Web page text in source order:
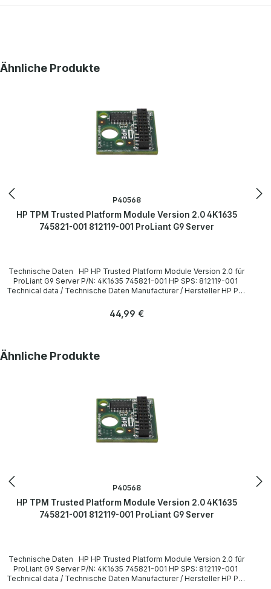
Produktgalerie überspringen
Ähnliche Produkte
P40568
HP TPM Trusted Platform Module Version 2.0 4K1635
745821-001 812119-001 ProLiant G9 Server
Technische Daten HP HP Trusted Platform Module Version 2.0 für
ProLiant G9 Server P/N: 4K1635 745821-001 HP SPS: 812119-001
Technical data / Technische Daten Manufacturer / Hersteller HP P/N
Trusted Platform Module Version 2.0 für ProLiant G9 Server More
Regulärer Preis:
44,99 €
Produktgalerie überspringen
Ähnliche Produkte
P40568
HP TPM Trusted Platform Module Version 2.0 4K1635
745821-001 812119-001 ProLiant G9 Server
Technische Daten HP HP Trusted Platform Module Version 2.0 für
ProLiant G9 Server P/N: 4K1635 745821-001 HP SPS: 812119-001
Technical data / Technische Daten Manufacturer / Hersteller HP P/N